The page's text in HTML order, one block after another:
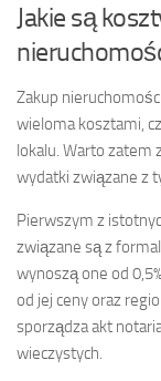
Jakie są
Zakup
wieloma kosztami,
lokalu. Warto zatem
wydatki związane z
Pierwszym z
związane są z
wynoszą one od
od jej ceny oraz
sporządza akt
wieczystych.